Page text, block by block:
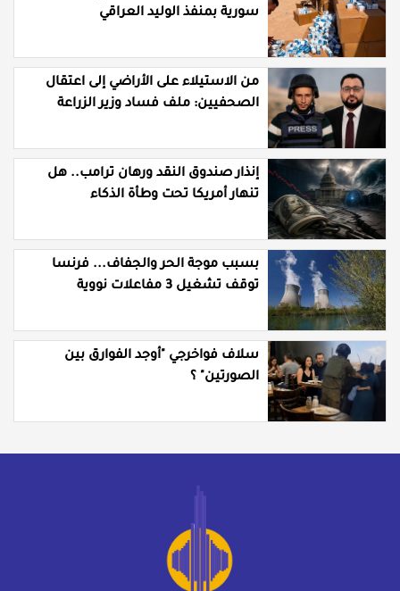
سورية بمنفذ الوليد العراقي
من الاستيلاء على الأراضي إلى اعتقال
الصحفيين: ملف فساد وزير الزراعة
إنذار صندوق النقد ورهان ترامب.. هل
تنهار أمريكا تحت وطأة الذكاء
بسبب موجة الحر والجفاف... فرنسا
توقف تشغيل 3 مفاعلات نووية
سلاف فواخرجي "أوجد الفوارق بين
الصورتين" ؟